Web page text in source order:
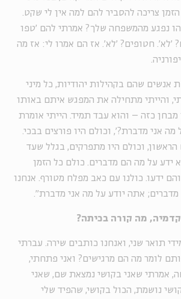
צריכה להסביר להם למה אין לי שקט.
נפגע מהמשפחה שלך? אמרתי להם 'טפו
'לא'. חטופים? 'לא'. אז הם אמרו לי: אז מה
אנשים שהם בקהילות יהודיות, כל מיני
והייתי מתחילה את המפגש איתם באותו
כזה – והוא עבד תמיד. הייתי אומרת
אני מדברת?', וכולם היו פורצים בבכי.
הראשון, וכולם היו מתפרקים, בגלל שעד
ידע על מה הם מדברים. כולם כל הזמן
ידעו. כולנו עם כאב מפלח מטורף. אנחנו
מדברים; אתה יודע על מה אני מדברת".
מה קורה בכיתה?
תואר שני, ואנחנו כותבים שירה. עברתי
לומר מה הם מרגישים? ואני פתחתי,
אמרתי שאני בקושי נמצאת שם, שאני
נושמת, הכול בקושי, שהפיד שלי